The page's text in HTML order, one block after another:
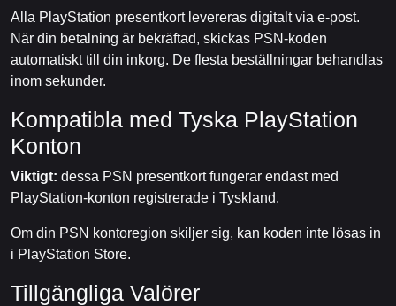
Alla PlayStation presentkort levereras digitalt via e-post.
När din betalning är bekräftad, skickas PSN-koden
automatiskt till din inkorg. De flesta beställningar behandlas
inom sekunder.
Kompatibla med Tyska PlayStation
Konton
Viktigt: dessa PSN presentkort fungerar endast med
PlayStation-konton registrerade i Tyskland.
Om din PSN kontoregion skiljer sig, kan koden inte lösas in
i PlayStation Store.
Tillgängliga Valörer